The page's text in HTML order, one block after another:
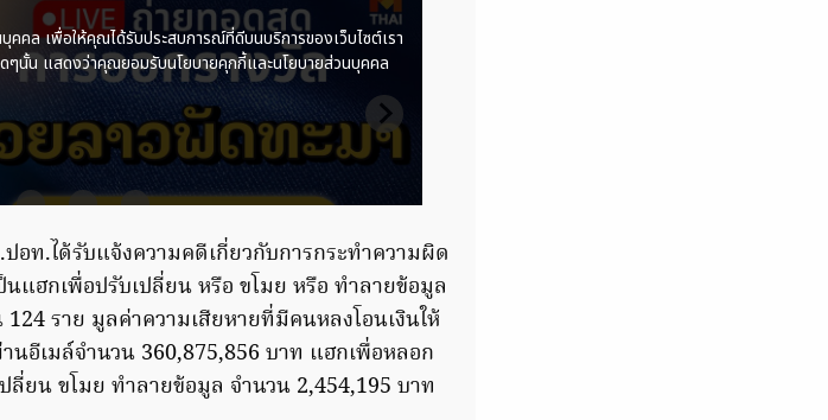
ท.ได้รับแจ้งความคดีเกี่ยวกับการกระทำความผิด
แฮกเพื่อปรับเปลี่ยน หรือ ขโมย หรือ ทำลายข้อมูล
ราย มูลค่าความเสียหายที่มีคนหลงโอนเงินให้
อีเมล์จำนวน 360,875,856 บาท แฮกเพื่อหลอก
ลี่ยน ขโมย ทำลายข้อมูล จำนวน 2,454,195 บาท